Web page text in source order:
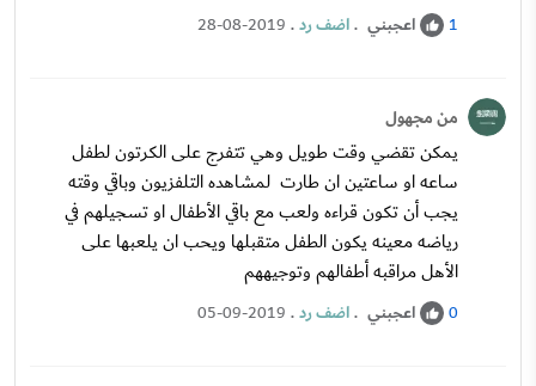
1 اعجبني .اضف رد.
28-08-2019
من مجهول
يمكن تقضي وقت طويل وهي تتفرج على الكرتون لطفل
ساعه او ساعتين ان طارت لمشاهده التلفزيون وباقي وقته
يجب أن تكون قراءه ولعب مع باقي الأطفال او تسجيلهم في
رياضه معينه يكون الطفل متقبلها ويحب ان يلعبها على
الأهل مراقبه أطفالهم وتوجيههم
0 اعجبني .اضف رد.
05-09-2019